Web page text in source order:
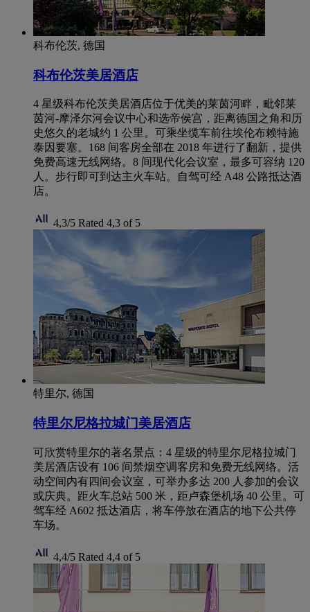
科布伦茨, 德国
科布伦茨美居酒店
4 星级科布伦茨美居酒店位于优美的莱茵河畔，毗邻莱
茵河-摩泽尔河会议中心和选帝侯宫，距离德国之角和历
史悠久的老城约 1 公里。可乘坐缆车前往埃伦布赖特施
泰因要塞。168 间客房全部在 2018 年进行了翻新，提供
免费高速无线网络。8 间现代化会议室，最多可容纳 120
人。步行即可到达主火车站。自驾可经 A48 公路抵达酒
店。
4,3/5 Rated 4,3 of 5
特里尔, 德国
特里尔尼格拉城门美居酒店
可欣赏特里尔的著名景点：4 星级的特里尔尼格拉城门
美居酒店设有 106 间禁烟空调客房和免费无线网络。活
动空间内有四间会议室，可举办多达 200 人参加的会议
或庆典。距火车总站 500 米，距卢森堡机场 40 公里。可
驾车经 A602 抵达酒店，将车停放在酒店的地下公共停
车场。
4,4/5 Rated 4,4 of 5